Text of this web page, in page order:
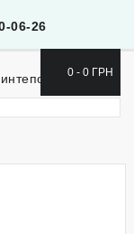
06-26
0 - 0 ГРН
200